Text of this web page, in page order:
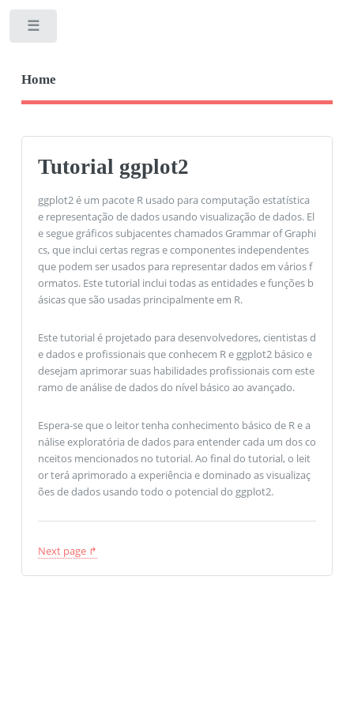
Home
Tutorial ggplot2
ggplot2 é um pacote R usado para computação estatística
e representação de dados usando visualização de dados. El
e segue gráficos subjacentes chamados Grammar of Graphi
cs, que inclui certas regras e componentes independentes
que podem ser usados ​​para representar dados em vários f
ormatos. Este tutorial inclui todas as entidades e funções b
ásicas que são usadas principalmente em R.
Este tutorial é projetado para desenvolvedores, cientistas d
e dados e profissionais que conhecem R e ggplot2 básico e
desejam aprimorar suas habilidades profissionais com este
ramo de análise de dados do nível básico ao avançado.
Espera-se que o leitor tenha conhecimento básico de R e a
nálise exploratória de dados para entender cada um dos co
nceitos mencionados no tutorial. Ao final do tutorial, o leit
or terá aprimorado a experiência e dominado as visualizaç
ões de dados usando todo o potencial do ggplot2.
Next page ↱